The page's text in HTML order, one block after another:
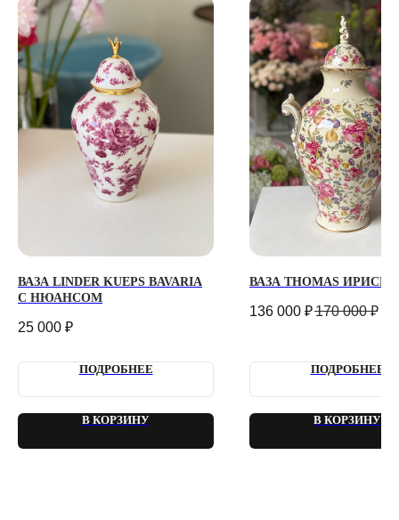
ВАЗА LINDER KUEPS BAVARIA
С НЮАНСОМ
25 000 ₽
ПОДРОБНЕЕ
В КОРЗИНУ
ВАЗА THOMAS ИРИСЫ
136 000 ₽170 000 ₽
ПОДРОБНЕЕ
В КОРЗИНУ
КОНФИДЕНЦИАЛЬНОСТЬ
2018 - 2025 PLOMBIR FLOWERS
+7 981 9672833
Ответим на все вопросы!
ДОГОВОР ОФЕРТЫ
ИП Сомова Валентина Юриевна
ИНН 470320429965
ОГРНИП 320470400035500